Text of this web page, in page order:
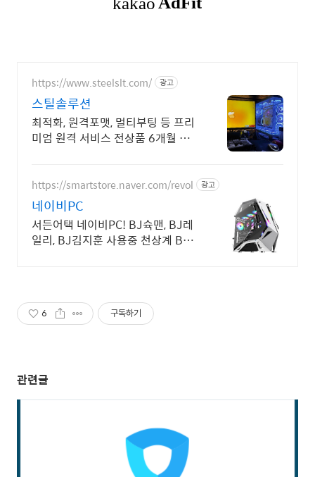
https://www.steelslt.com/ 광고
스틸솔루션
최적화, 원격포맷, 멀티부팅 등 프리
미엄 원격 서비스 전상품 6개월 무
https://smartstore.naver.com/revol 광고
네이비PC
서든어택 네이비PC! BJ슉맨, BJ레
일리, BJ김지훈 사용중 천상계 BJ
6 구독하기
관련글